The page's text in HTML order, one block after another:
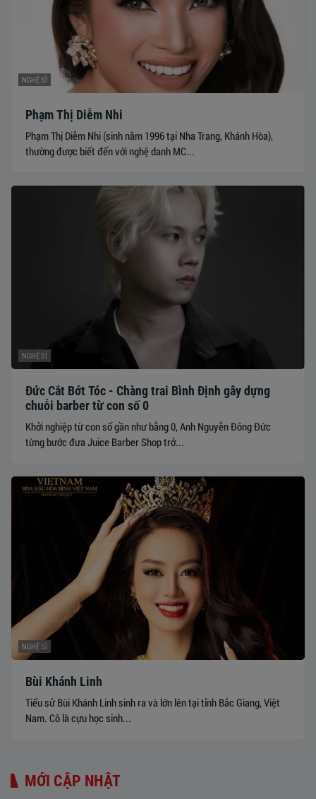
NGHỆ SĨ
Phạm Thị Diễm Nhi
Phạm Thị Diễm Nhi (sinh năm 1996 tại Nha Trang, Khánh Hòa),
thường được biết đến với nghệ danh MC...
NGHỆ SĨ
Đức Cắt Bớt Tóc - Chàng trai Bình Định gây dựng
chuỗi barber từ con số 0
Khởi nghiệp từ con số gần như bằng 0, Anh Nguyễn Đông Đức
từng bước đưa Juice Barber Shop trở...
NGHỆ SĨ
Bùi Khánh Linh
Tiểu sử Bùi Khánh Linh sinh ra và lớn lên tại tỉnh Bắc Giang, Việt
Nam. Cô là cựu học sinh...
MỚI CẬP NHẬT